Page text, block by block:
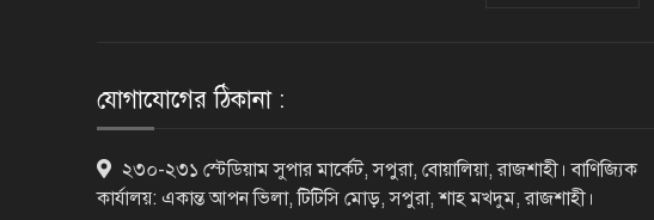
যোগাযোগের ঠিকানা :
২৩০-২৩১ স্টেডিয়াম সুপার মার্কেট, সপুরা, বোয়ালিয়া, রাজশাহী। বাণিজ্যিক
কার্যালয়: একান্ত আপন ভিলা, টিটিসি মোড়, সপুরা, শাহ মখদুম, রাজশাহী।